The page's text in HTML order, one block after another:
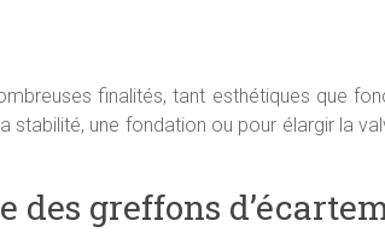
finalités, tant esthétiques que
une fondation ou pour élargir la
greffons